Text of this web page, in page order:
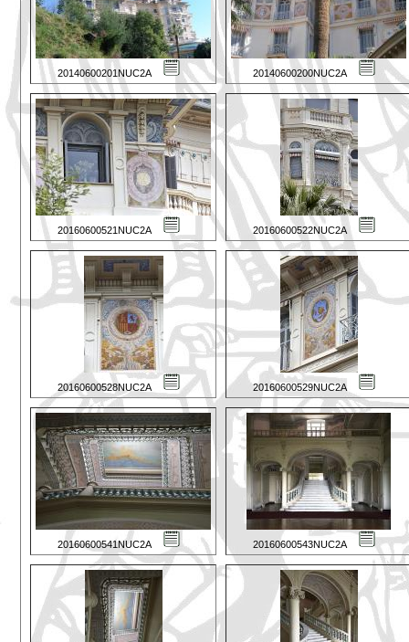
20140600201NUC2A 20140600200NUC2A
20160600521NUC2A 20160600522NUC2A
20160600528NUC2A 20160600529NUC2A
20160600541NUC2A 20160600543NUC2A